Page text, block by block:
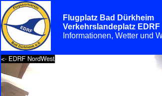
Flugplatz Bad Dürkheim
Verkehrslandeplatz EDRF
Informationen, Wetter und